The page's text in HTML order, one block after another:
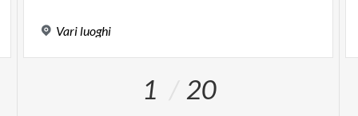
Variluoghi
1 20